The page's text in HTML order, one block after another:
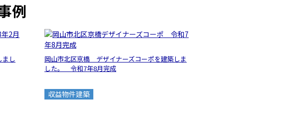
例
し
岡山市北区京橋 デザイナーズコーポを建築しま
した。 令和7年8月完成
収益物件建築